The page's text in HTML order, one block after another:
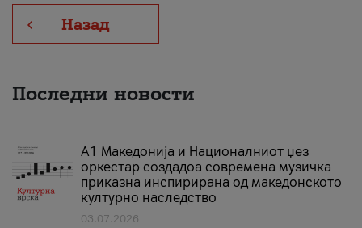
Назад
Последни новости
А1 Македонија и Националниот џез
оркестар создадоа современа музичка
приказна инспирирана од македонското
културно наследство
03.07.2026